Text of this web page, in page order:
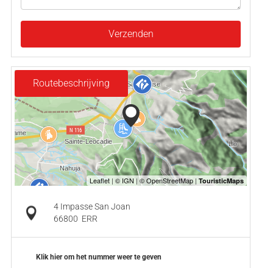
Verzenden
Routebeschrijving
4 Impasse San Joan
66800 ERR
Klik hier om het nummer weer te geven